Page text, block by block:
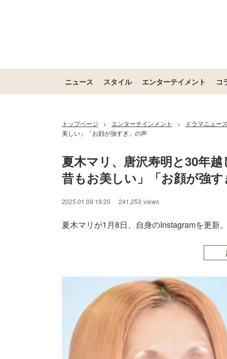
ニュース スタイル エンターテイメント コ
トップページ > エンターテインメント >
ドラマニュー
美しい」「お顔が強すぎ」の声
夏木マリ、唐沢寿明と30年
昔もお美しい」「お顔が強
2025.01.09 19:20 241,253 views
夏木マリが1月8日、自身のInstagramを更新